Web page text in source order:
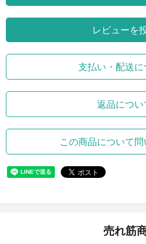
レビューを
支払い・配送に
返品につい
この商品について
売れ筋